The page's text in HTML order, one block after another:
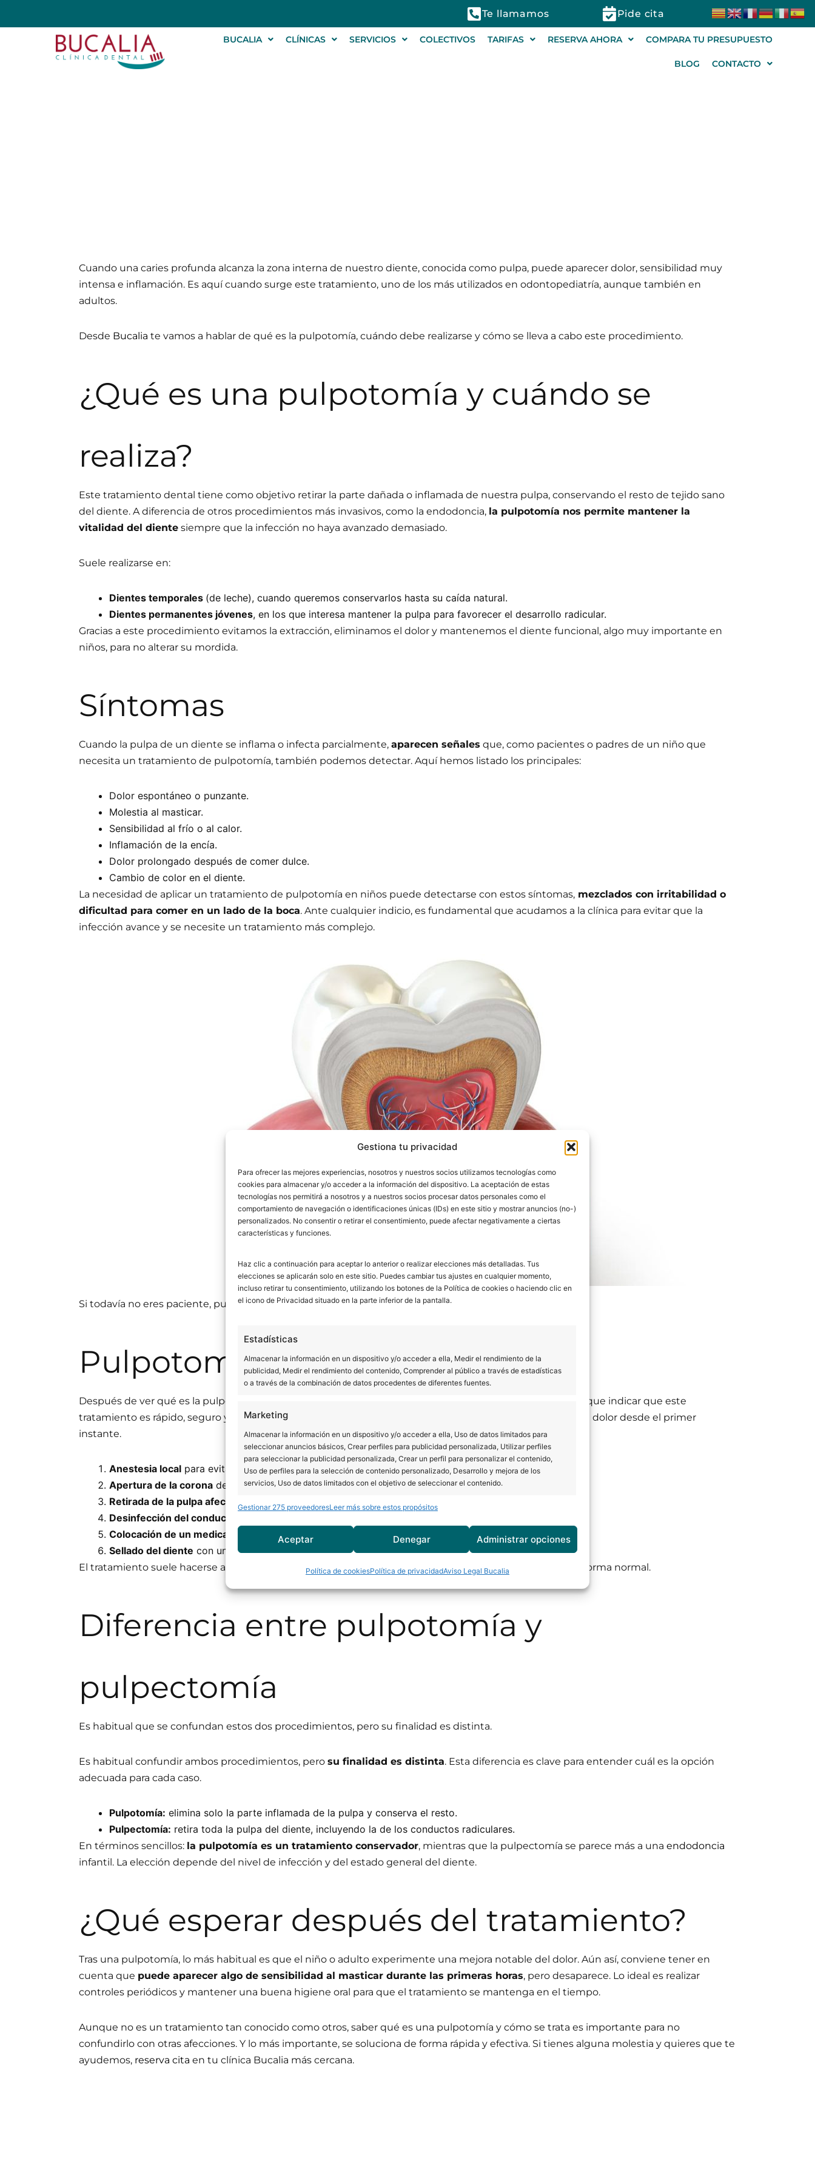
Gestiona tu privacidad
Para ofrecer las mejores experiencias, nosotros y nuestros socios utilizamos tecnologías como
cookies para almacenar y/o acceder a la información del dispositivo. La aceptación de estas
tecnologías nos permitirá a nosotros y a nuestros socios procesar datos personales como el
comportamiento de navegación o identificaciones únicas (IDs) en este sitio y mostrar anuncios (no-)
personalizados. No consentir o retirar el consentimiento, puede afectar negativamente a ciertas
características y funciones.
Haz clic a continuación para aceptar lo anterior o realizar elecciones más detalladas. Tus
elecciones se aplicarán solo en este sitio. Puedes cambiar tus ajustes en cualquier momento,
incluso retirar tu consentimiento, utilizando los botones de la Política de cookies o haciendo clic en
el icono de Privacidad situado en la parte inferior de la pantalla.
Estadísticas
Almacenar la información en un dispositivo y/o acceder a ella, Medir el rendimiento de la
publicidad, Medir el rendimiento del contenido, Comprender al público a través de estadísticas
o a través de la combinación de datos procedentes de diferentes fuentes.
Marketing
Almacenar la información en un dispositivo y/o acceder a ella, Uso de datos limitados para
seleccionar anuncios básicos, Crear perfiles para publicidad personalizada, Utilizar perfiles
para seleccionar la publicidad personalizada, Crear un perfil para personalizar el contenido,
Uso de perfiles para la selección de contenido personalizado, Desarrollo y mejora de los
servicios, Uso de datos limitados con el objetivo de seleccionar el contenido.
Características
Cotejo y combinación de datos procedentes de otras fuentes de información,
Vincular diferentes dispositivos, Identificación de dispositivos en función de la
Garantizar la seguridad, evitar y detectar fraudes, y eliminar
Gestionar 275 proveedoresLeer más sobre estos propósitos
Aceptar Denegar Administrar opciones
Política de cookiesPolítica de privacidadAviso Legal Bucalia
Te llamamos Pide cita
BUCALIA CLÍNICAS SERVICIOS COLECTIVOS TARIFAS RESERVA AHORA COMPARA TU PRESUPUESTO
BLOG CONTACTO
Cuando una caries profunda alcanza la zona interna de nuestro diente, conocida como pulpa, puede aparecer dolor, sensibilidad muy
intensa e inflamación. Es aquí cuando surge este tratamiento, uno de los más utilizados en odontopediatría, aunque también en
adultos.
Desde Bucalia te vamos a hablar de qué es la pulpotomía, cuándo debe realizarse y cómo se lleva a cabo este procedimiento.
¿Qué es una pulpotomía y cuándo se
realiza?
Este tratamiento dental tiene como objetivo retirar la parte dañada o inflamada de nuestra pulpa, conservando el resto de tejido sano
del diente. A diferencia de otros procedimientos más invasivos, como la endodoncia, la pulpotomía nos permite mantener la
vitalidad del diente siempre que la infección no haya avanzado demasiado.
Suele realizarse en:
Dientes temporales (de leche), cuando queremos conservarlos hasta su caída natural.
Dientes permanentes jóvenes, en los que interesa mantener la pulpa para favorecer el desarrollo radicular.
Gracias a este procedimiento evitamos la extracción, eliminamos el dolor y mantenemos el diente funcional, algo muy importante en
niños, para no alterar su mordida.
Síntomas
Cuando la pulpa de un diente se inflama o infecta parcialmente, aparecen señales que, como pacientes o padres de un niño que
necesita un tratamiento de pulpotomía, también podemos detectar. Aquí hemos listado los principales:
Dolor espontáneo o punzante.
Molestia al masticar.
Sensibilidad al frío o al calor.
Inflamación de la encía.
Dolor prolongado después de comer dulce.
Cambio de color en el diente.
La necesidad de aplicar un tratamiento de pulpotomía en niños puede detectarse con estos síntomas, mezclados con irritabilidad o
dificultad para comer en un lado de la boca. Ante cualquier indicio, es fundamental que acudamos a la clínica para evitar que la
infección avance y se necesite un tratamiento más complejo.
Si todavía no eres paciente, puedesreservar tu primera visita aquí.
Pulpotomía paso a paso
Después de ver qué es la pulpotomía vamos a contarte cómo es el procedimiento paso a paso. Tenemos que indicar que este
tratamiento es rápido, seguro y eficaz, siempre que se haga en el momento adecuado. Además, elimina el dolor desde el primer
instante.
Anestesia local para evitar cualquier molestia.
Apertura de la corona del diente para acceder a la pulpa.
Retirada de la pulpa afectada
, respetando el tejido sano.
Desinfección del conducto
Colocación de un medicamento biocompatible
que protege la pulpa restante.
Sellado del diente con una restauración o corona para garantizar su resistencia.
El tratamiento suele hacerse al completo en una sola visita y permite que el diente siga funcionando de forma normal.
Diferencia entre pulpotomía y
pulpectomía
Es habitual que se confundan estos dos procedimientos, pero su finalidad es distinta.
Es habitual confundir ambos procedimientos, pero su finalidad es distinta. Esta diferencia es clave para entender cuál es la opción
adecuada para cada caso.
Pulpotomía: elimina solo la parte inflamada de la pulpa y conserva el resto.
Pulpectomía: retira toda la pulpa del diente, incluyendo la de los conductos radiculares.
En términos sencillos: la pulpotomía es un tratamiento conservador, mientras que la pulpectomía se parece más a una endodoncia
infantil. La elección depende del nivel de infección y del estado general del diente.
¿Qué esperar después del tratamiento?
Tras una pulpotomía, lo más habitual es que el niño o adulto experimente una mejora notable del dolor. Aún así, conviene tener en
cuenta que puede aparecer algo de sensibilidad al masticar durante las primeras horas, pero desaparece. Lo ideal es realizar
controles periódicos y mantener una buena higiene oral para que el tratamiento se mantenga en el tiempo.
Aunque no es un tratamiento tan conocido como otros, saber qué es una pulpotomía y cómo se trata es importante para no
confundirlo con otras afecciones. Y lo más importante, se soluciona de forma rápida y efectiva. Si tienes alguna molestia y quieres que te
ayudemos, reserva cita en tu clínica Bucalia más cercana.